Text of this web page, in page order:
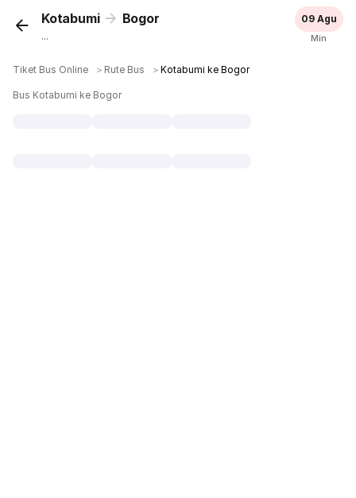
Kotabumi Bogor
...
09 Agu
Min
Tiket Bus Online ＞ Rute Bus ＞Kotabumi ke Bogor
Bus Kotabumi ke Bogor